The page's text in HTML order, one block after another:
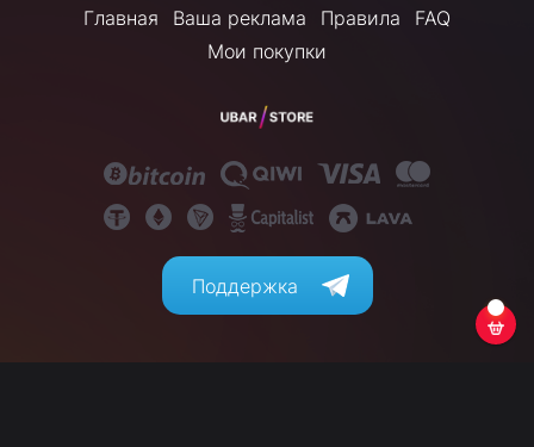
Главная Ваша реклама Правила
FAQ
Мои покупки
Поддержка